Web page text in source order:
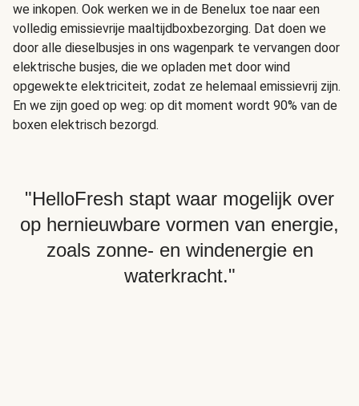
we inkopen. Ook werken we in de Benelux toe naar een
volledig emissievrije maaltijdboxbezorging. Dat doen we
door alle dieselbusjes in ons wagenpark te vervangen door
elektrische busjes, die we opladen met door wind
opgewekte elektriciteit, zodat ze helemaal emissievrij zijn.
En we zijn goed op weg: op dit moment wordt 90% van de
boxen elektrisch bezorgd.
"HelloFresh stapt waar mogelijk over
op hernieuwbare vormen van energie,
zoals zonne- en windenergie en
waterkracht."